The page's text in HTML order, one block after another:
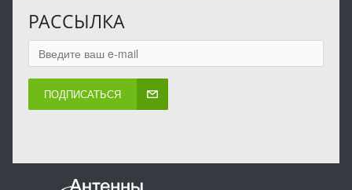
РАССЫЛКА
ПОДПИСАТЬСЯ